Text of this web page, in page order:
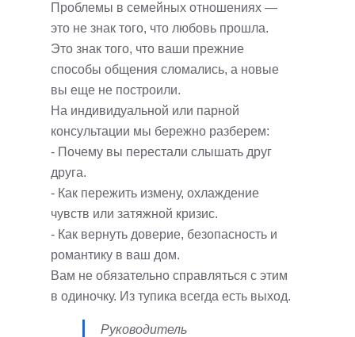
Проблемы в семейных отношениях —
это не знак того, что любовь прошла.
Это знак того, что ваши прежние
способы общения сломались, а новые
вы еще не построили.
На индивидуальной или парной
консультации мы бережно разберем:
- Почему вы перестали слышать друг
друга.
- Как пережить измену, охлаждение
чувств или затяжной кризис.
- Как вернуть доверие, безопасность и
романтику в ваш дом.
Вам не обязательно справляться с этим
в одиночку. Из тупика всегда есть выход.
Руководитель